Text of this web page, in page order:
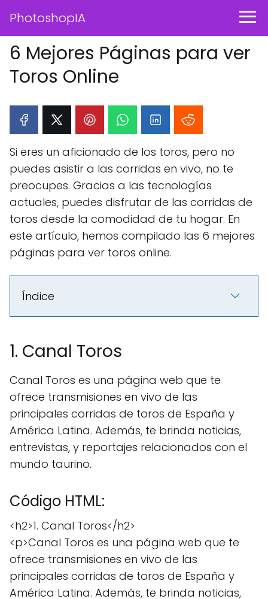
PhotoshopIA
6 Mejores Páginas para ver
Toros Online
Si eres un aficionado de los toros, pero no
puedes asistir a las corridas en vivo, no te
preocupes. Gracias a las tecnologías
actuales, puedes disfrutar de las corridas de
toros desde la comodidad de tu hogar. En
este artículo, hemos compilado las 6 mejores
páginas para ver toros online.
Índice
1. Canal Toros
Canal Toros es una página web que te
ofrece transmisiones en vivo de las
principales corridas de toros de España y
América Latina. Además, te brinda noticias,
entrevistas, y reportajes relacionados con el
mundo taurino.
Código HTML:
<h2>1. Canal Toros</h2>
<p>Canal Toros es una página web que te
ofrece transmisiones en vivo de las
principales corridas de toros de España y
América Latina. Además, te brinda noticias,